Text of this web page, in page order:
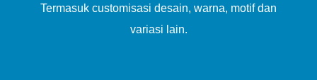
Termasuk customisasi desain, warna, motif dan
variasi lain.